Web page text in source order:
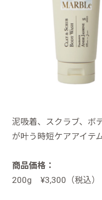
泥吸着、スクラブ、ボ
が叶う時短ケアアイテム
商品価格：
200g ¥3,300（税込）